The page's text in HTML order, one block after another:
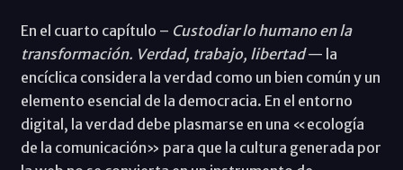
En el cuarto capítulo – Custodiar lo humano en la
transformación. Verdad, trabajo, libertad— la
encíclica considera la verdad como un bien común y un
elemento esencial de la democracia. En el entorno
digital, la verdad debe plasmarse en una «ecología
de la comunicación» para que la cultura generada por